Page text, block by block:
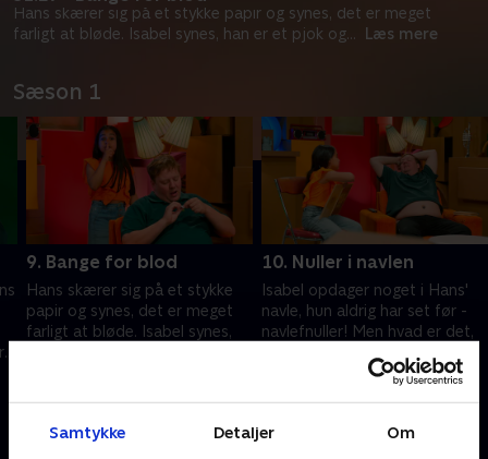
Samtykke Detaljer Om
Hans skærer sig på et stykke papir og synes, det er meget
farligt at bløde. Isabel synes, han er et pjok og... Læs mere
Sæson 1
9. Bange for blod
Hans skærer sig på et stykke
papir og synes, det er meget
farligt at bløde. Isabel synes,
10. Nuller i navlen
Isabel opdager noget i Hans'
navle, hun aldrig har set før -
navlefnuller! Men hvad er det,
Isabel sætter en stor
22. april 2023 • 10 min
Andre så også